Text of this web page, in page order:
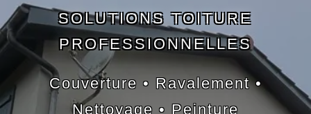
SOLUTIONS TOITURE
PROFESSIONNELLES
Couverture • Ravalement •
Nettoyage • Peinture